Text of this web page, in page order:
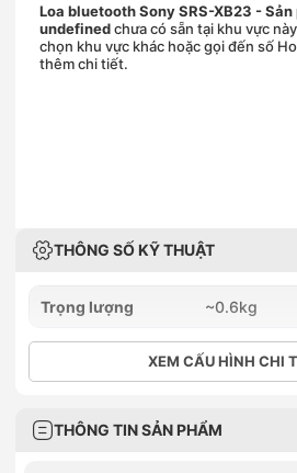
Loa bluetooth Sony SRS-XB23 -
undefinedchưa có sẵn tại khu vực
chọn khu vực khác hoặc gọi đến số
thêm chi tiết.
THÔNG SỐ KỸ THUẬT
Trọng lượng ~0.6kg
XEM CẤU HÌNH CHI
THÔNG TIN SẢN PHẨM